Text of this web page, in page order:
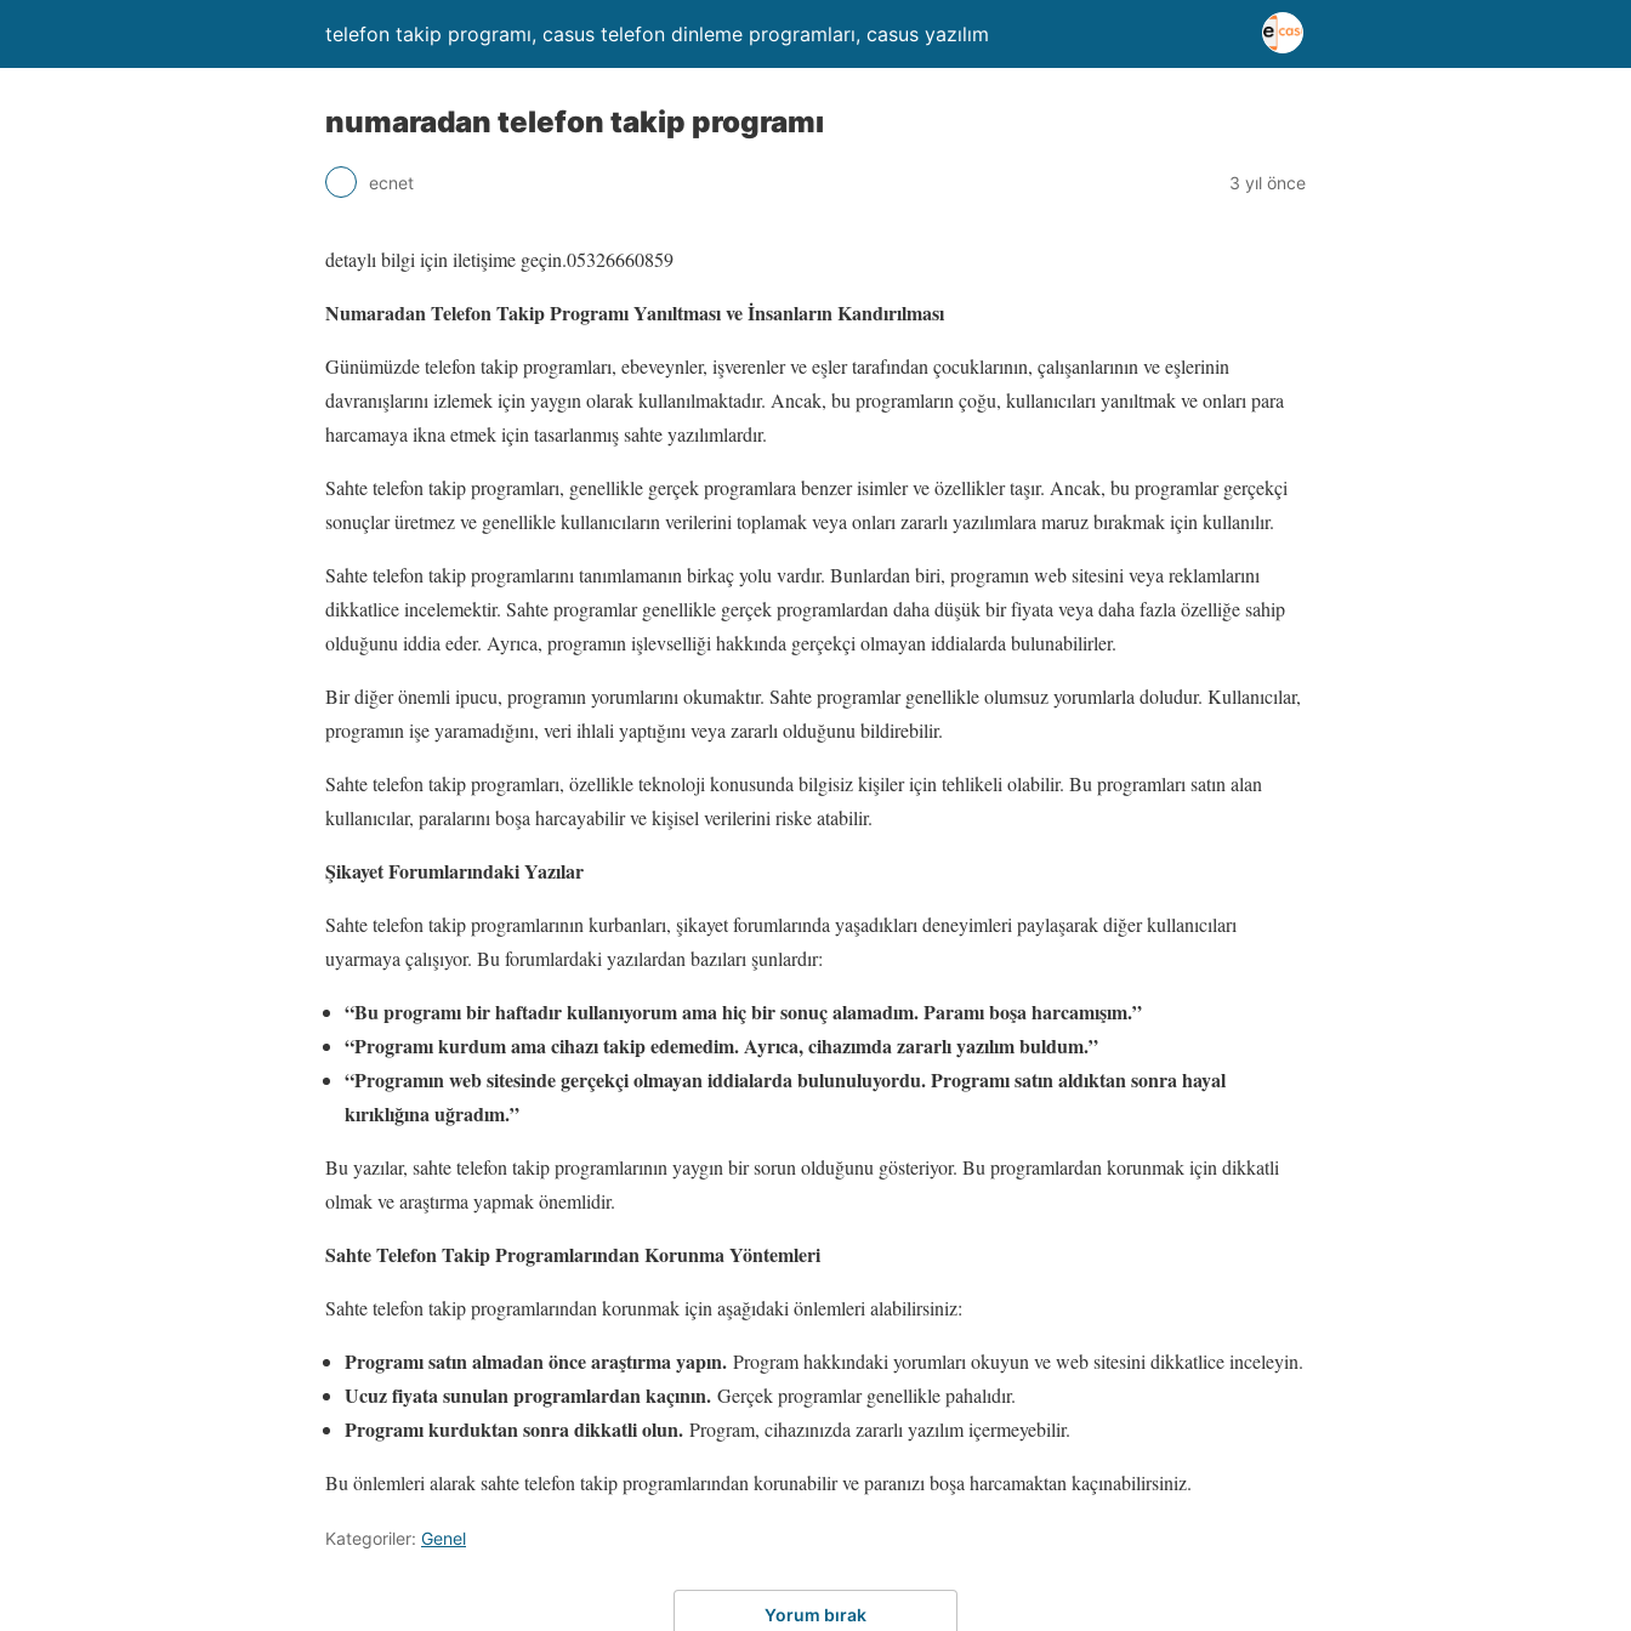
telefon takip programı, casus telefon dinleme programları, casus yazılım
numaradan telefon takip programı
ecnet 3 yıl önce
detaylı bilgi için iletişime geçin.05326660859
Numaradan Telefon Takip Programı Yanıltması ve İnsanların Kandırılması
Günümüzde telefon takip programları, ebeveynler, işverenler ve eşler tarafından çocuklarının, çalışanlarının ve eşlerinin
davranışlarını izlemek için yaygın olarak kullanılmaktadır. Ancak, bu programların çoğu, kullanıcıları yanıltmak ve onları para
harcamaya ikna etmek için tasarlanmış sahte yazılımlardır.
Sahte telefon takip programları, genellikle gerçek programlara benzer isimler ve özellikler taşır. Ancak, bu programlar gerçekçi
sonuçlar üretmez ve genellikle kullanıcıların verilerini toplamak veya onları zararlı yazılımlara maruz bırakmak için kullanılır.
Sahte telefon takip programlarını tanımlamanın birkaç yolu vardır. Bunlardan biri, programın web sitesini veya reklamlarını
dikkatlice incelemektir. Sahte programlar genellikle gerçek programlardan daha düşük bir fiyata veya daha fazla özelliğe sahip
olduğunu iddia eder. Ayrıca, programın işlevselliği hakkında gerçekçi olmayan iddialarda bulunabilirler.
Bir diğer önemli ipucu, programın yorumlarını okumaktır. Sahte programlar genellikle olumsuz yorumlarla doludur. Kullanıcılar,
programın işe yaramadığını, veri ihlali yaptığını veya zararlı olduğunu bildirebilir.
Sahte telefon takip programları, özellikle teknoloji konusunda bilgisiz kişiler için tehlikeli olabilir. Bu programları satın alan
kullanıcılar, paralarını boşa harcayabilir ve kişisel verilerini riske atabilir.
Şikayet Forumlarındaki Yazılar
Sahte telefon takip programlarının kurbanları, şikayet forumlarında yaşadıkları deneyimleri paylaşarak diğer kullanıcıları
uyarmaya çalışıyor. Bu forumlardaki yazılardan bazıları şunlardır:
“Bu programı bir haftadır kullanıyorum ama hiç bir sonuç alamadım. Paramı boşa harcamışım.”
“Programı kurdum ama cihazı takip edemedim. Ayrıca, cihazımda zararlı yazılım buldum.”
“Programın web sitesinde gerçekçi olmayan iddialarda bulunuluyordu. Programı satın aldıktan sonra hayal
kırıklığına uğradım.”
Bu yazılar, sahte telefon takip programlarının yaygın bir sorun olduğunu gösteriyor. Bu programlardan korunmak için dikkatli
olmak ve araştırma yapmak önemlidir.
Sahte Telefon Takip Programlarından Korunma Yöntemleri
Sahte telefon takip programlarından korunmak için aşağıdaki önlemleri alabilirsiniz:
Programı satın almadan önce araştırma yapın. Program hakkındaki yorumları okuyun ve web sitesini dikkatlice inceleyin.
Ucuz fiyata sunulan programlardan kaçının. Gerçek programlar genellikle pahalıdır.
Programı kurduktan sonra dikkatli olun. Program, cihazınızda zararlı yazılım içermeyebilir.
Bu önlemleri alarak sahte telefon takip programlarından korunabilir ve paranızı boşa harcamaktan kaçınabilirsiniz.
Kategoriler: Genel
Yorum bırak